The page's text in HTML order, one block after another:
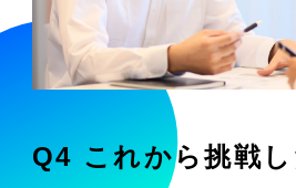
Q4 これから挑戦